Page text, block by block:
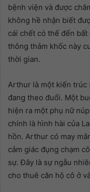
9. Phần 9
10. Phần 10
11. Phần 11
13. Phần 13
14. Phần cuối
bệnh viện và được
không hề nhận biết
cái chết có thể đến
thông thảm khốc này
thời gian.
Arthur là một kiến trúc
đang theo đuổi. Một
hiện ra một phụ nữ
chính là hình hài của
hồn. Arthur có may
cảm giác đụng chạm
sự. Đây là sự ngẫu
cho thuê căn hộ cô ở